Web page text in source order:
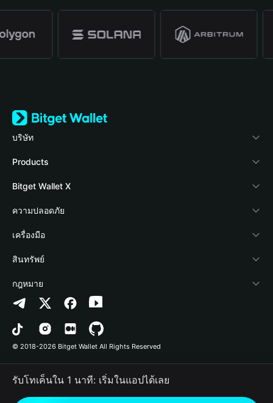
บริษัท
เกี่ยวกับ Bitget Wallet
Blog
Academy
ข่าวสารด้านคริปโต
ศูนย์ช่วยเหลือ
ติดต่อเรา
ทรัพยากรข้อมูลของแบรนด์
อาชีพ
Products
Crypto Card
Stablecoin Earn
Payfi Crypto
Crypto Swap API
Altcoin Season Index
Prediction Markets
DApp
RWA
Bitget Wallet X
นักพัฒนา
เชื่อมต่อ Wallet
Bitget Wallet Pay
ลิสต์โปรเจกต์
ความปลอดภัย
Protection Fund
เทคโนโลยีความปลอดภัย
เครื่องมือ
ซื้อคริปโต
การตรวจจับการอนุญาต
การตรวจจับสัญญา
การโอนเป็นชุด
สินทรัพย์
Arbitrum
Avalanche
Bitcoin
Polygon
กฎหมาย
นโยบายความเป็นส่วนตัว
ข้อตกลงในการใช้บริการ
© 2018-2026 Bitget Wallet All Rights Reserved
รับโทเค็นใน 1 นาที: เริ่มในแอปได้เลย